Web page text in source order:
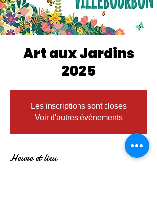
Art aux Jardins
2025
Les inscriptions sont closes
Voir d'autres événements
Heure et lieu